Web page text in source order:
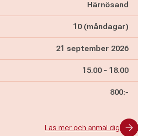
Härnösand
10 (måndagar)
21 september 2026
Pågår mellan
15.00 - och
18.00
800:-
Läs mer och anmäl dig